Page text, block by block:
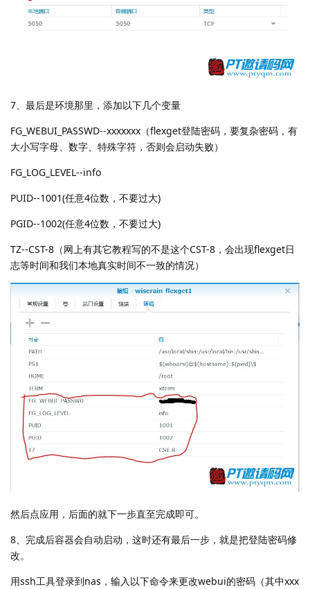
7、最后是环境那里，添加以下几个变量
FG_WEBUI_PASSWD--xxxxxxx（flexget登陆密码，要复杂密码，有
大小写字母、数字、特殊字符，否则会启动失败）
FG_LOG_LEVEL--info
PUID--1001(任意4位数，不要过大)
PGID--1002(任意4位数，不要过大)
TZ--CST-8（网上有其它教程写的不是这个CST-8，会出现flexget日
志等时间和我们本地真实时间不一致的情况）
然后点应用，后面的就下一步直至完成即可。
8、完成后容器会自动启动，这时还有最后一步，就是把登陆密码修
改。
用ssh工具登录到nas，输入以下命令来更改webui的密码（其中xxx